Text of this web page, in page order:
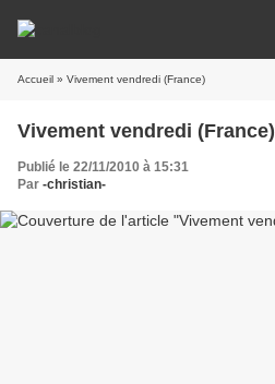
Accueil » Vivement vendredi (France)
Vivement vendredi (France)
Publié le 22/11/2010 à 15:31
Par -christian-